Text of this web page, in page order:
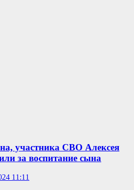
участника СВО Алексея
за воспитание сына
11:11